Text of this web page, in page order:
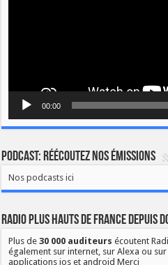
00:00
Podcast: Réécoutez nos émissions
Nos podcasts ici
Radio Plus Hauts de France depuis
Plus de30 000 auditeurs écoutent
également sur internet, sur Alexa ou
applications ios et android Merci